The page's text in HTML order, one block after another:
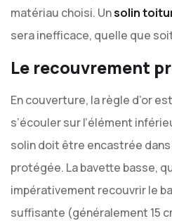
matériau choisi. Unsolin
sera inefficace, quelle que
Le recouvrement
En couverture, la règle d’or
s’écouler sur l’élément
solin doit être encastrée
protégée. La bavette basse,
impérativement recouvrir le
suffisante (généralement 15